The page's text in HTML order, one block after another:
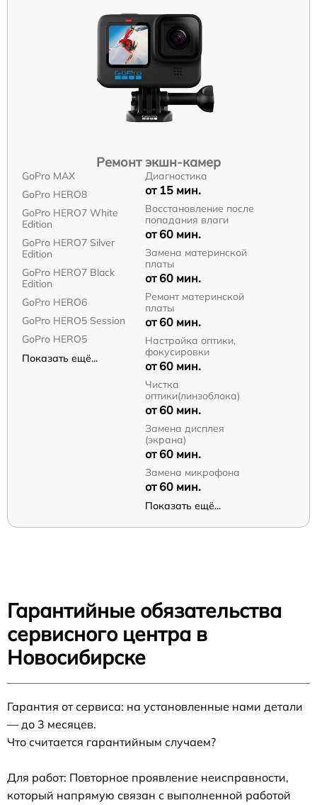
Ремонт экшн-камер
GoPro MAX
GoPro HERO8
GoPro HERO7 White
Edition
GoPro HERO7 Silver
Edition
GoPro HERO7 Black
Edition
GoPro HERO6
GoPro HERO5 Session
GoPro HERO5
Показать ещё...
Диагностика
от 15 мин.
Восстановление после
попадания влаги
от 60 мин.
Замена материнской
платы
от 60 мин.
Ремонт материнской
платы
от 60 мин.
Настройка оптики,
фокусировки
от 60 мин.
Чистка
оптики(линзоблока)
от 60 мин.
Замена дисплея
(экрана)
от 60 мин.
Замена микрофона
от 60 мин.
Показать ещё...
Гарантийные обязательства
сервисного центра в
Новосибирске
Гарантия от сервиса: на установленные нами детали
— до 3 месяцев.
Что считается гарантийным случаем?
Для работ: Повторное проявление неисправности,
который напрямую связан с выполненной работой